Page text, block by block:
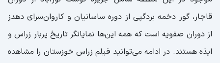
قاجار، گور دخمه بردگپی از دوره ساسانیان و کاروان‌سرای دهدز
از دوران صفویه است که همه این‌ها نمایانگر تاریخ پربار زراس و
ایذه هستند. در ادامه می‌توانید فیلم زراس خوزستان را مشاهده